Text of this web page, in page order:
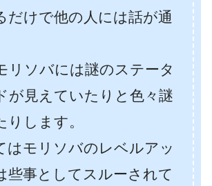
だけで他の人には話が通
リソバには謎のステータ
が見えていたりと色々謎
りします。
はモリソバのレベルアッ
些事としてスルーされて